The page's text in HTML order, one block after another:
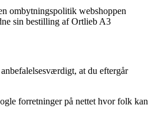
ombytningspolitik webshoppen
sin bestilling af Ortlieb A3
at du eftergår
forretninger på nettet hvor folk kan